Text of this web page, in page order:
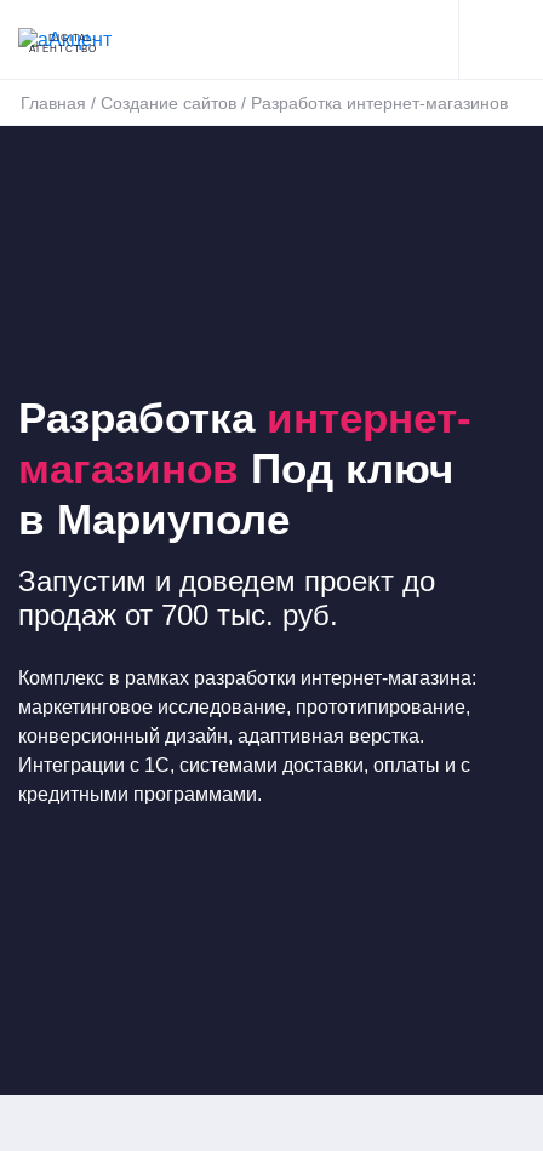
DIGITAL-
АГЕНТСТВО
Главная / Создание сайтов / Разработка интернет-магазинов
Разработка интернет-
магазинов Под ключ
в Мариуполе
Запустим и доведем проект до
продаж от 700 тыс. руб.
Комплекс в рамках разработки интернет-магазина:
маркетинговое исследование, прототипирование,
конверсионный дизайн, адаптивная верстка.
Интеграции с 1С, системами доставки, оплаты и с
кредитными программами.